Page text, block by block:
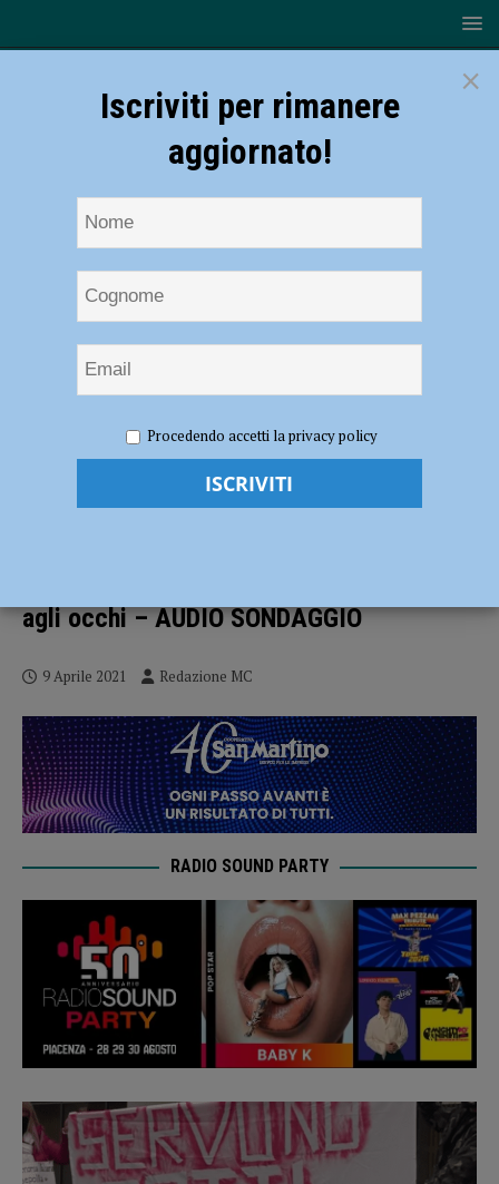
chiusure, gli esercenti piacentini: “Pochi i violenti, tante le persone che
manifestano con le lacrime agli occhi – AUDIO SONDAGGIO
Proteste contro le chiusure, gli esercenti
agli occhi – AUDIO SONDAGGIO
9 Aprile 2021 Redazione MC
RADIO SOUND PARTY
×
Iscriviti per rimanere
aggiornato!
Procedendo accetti la privacy policy